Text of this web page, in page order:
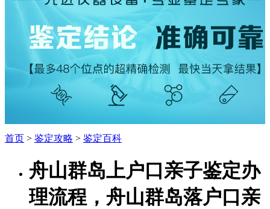
首页 > 鉴定攻略 > 鉴定百科
舟山群岛上户口亲子鉴定办
理流程，舟山群岛落户口亲